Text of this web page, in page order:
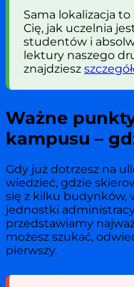
Sama lokalizacja
Cię, jak uczelnia
studentów i
lektury naszego
znajdziesz
Ważne
kampusu –
Gdy już dotrzesz na
wiedzieć, gdzie
się z kilku budynków,
jednostki
przedstawiamy
możesz szukać,
pierwszy.